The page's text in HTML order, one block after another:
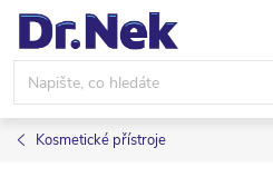
Přejít
obsah
Kosmetické přístroje